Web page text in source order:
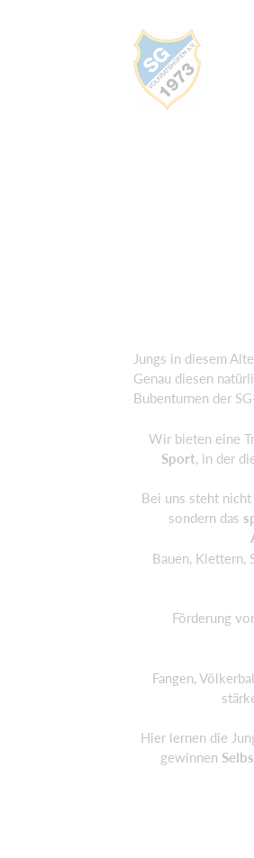
Jungs in diesem
Genau diesen
Bubenturnen der
Wir bieten eine
Sport , in der
Bei uns steht nicht
sondern das
Bauen, Klettern,
Förderung
Fangen,
Hier lernen die
gewinnen